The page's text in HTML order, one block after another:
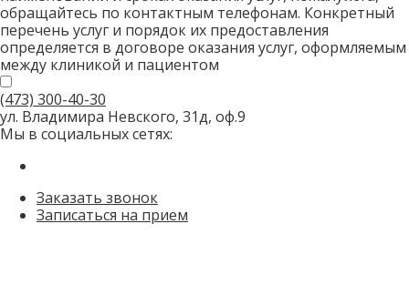
обращайтесь по контактным телефонам. Конкретный
перечень услуг и порядок их предоставления
определяется в договоре оказания услуг, оформляемым
между клиникой и пациентом
(473) 300-40-30
ул. Владимира Невского, 31д, оф.9
Мы в социальных сетях:
Заказать звонок
Записаться на прием